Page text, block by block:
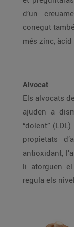
d’un
conegut
més zinc,
Alvocat
Els alvocats
ajuden a
“dolent”
propietats
antioxidant,
li atorguen
regula els